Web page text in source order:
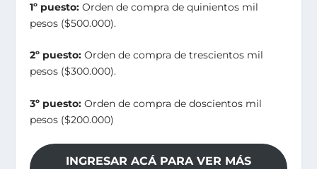
1º puesto: Orden de compra de quinientos mil
pesos ($500.000).
2º puesto: Orden de compra de trescientos mil
pesos ($300.000).
3º puesto: Orden de compra de doscientos mil
pesos ($200.000)
INGRESAR ACÁ PARA VER MÁS